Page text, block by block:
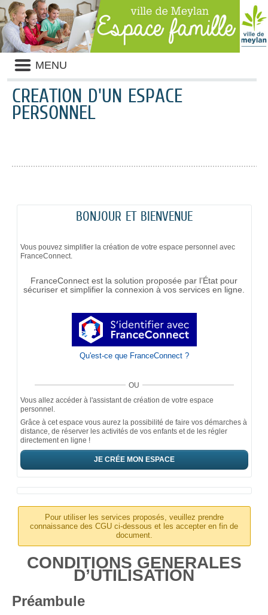
Liste
des
avertissements
MENU
CRÉATION D'UN ESPACE
PERSONNEL
BONJOUR ET BIENVENUE
Vous pouvez simplifier la création de votre espace personnel avec
FranceConnect.
FranceConnect est la solution proposée par l’État pour
sécuriser et simplifier la connexion à vos services en ligne.
Qu'est-ce que FranceConnect ?
OU
Vous allez accéder à l'assistant de création de votre espace
personnel.
Grâce à cet espace vous aurez la possibilité de faire vos démarches à
distance, de réserver les activités de vos enfants et de les régler
directement en ligne !
JE CRÉE MON ESPACE
Pour utiliser les services proposés, veuillez prendre
connaissance des CGU ci-dessous et les accepter en fin de
document.
CONDITIONS GENERALES
D’UTILISATION
Préambule